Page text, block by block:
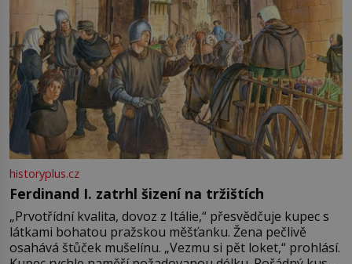
historyplus.cz
Ferdinand I. zatrhl šizení na tržištích
„Prvotřídní kvalita, dovoz z Itálie,“ přesvědčuje kupec s
látkami bohatou pražskou měšťanku. Žena pečlivě
osahává štůček mušelínu. „Vezmu si pět loket,“ prohlásí.